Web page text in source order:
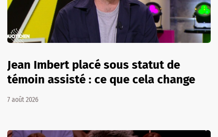
Jean Imbert placé sous statut de
témoin assisté : ce que cela change
7 août 2026